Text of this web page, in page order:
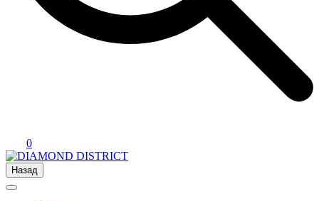
0
Назад